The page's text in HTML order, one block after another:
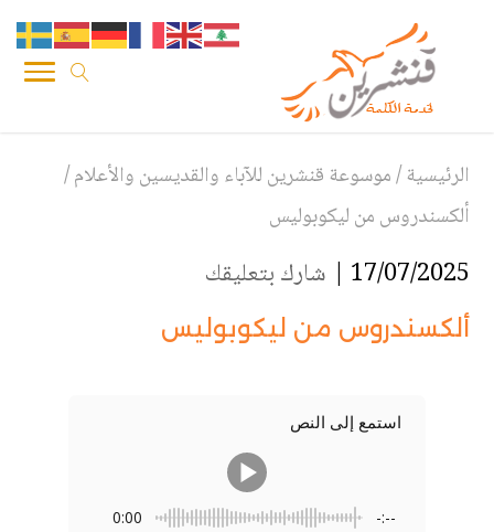
الرئيسية/موسوعة قنشرين للآباء والقديسين والأعلام/
ألكسندروس من ليكوبوليس
17/07/2025 | شارك بتعليقك
ألكسندروس من ليكوبوليس
استمع إلى النص
0:00 -:--